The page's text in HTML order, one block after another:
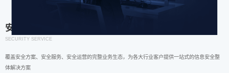
安全服务
SECURITY SERVICE
覆盖安全方案、安全服务、安全运营的完整业务生态，为各大行业客户提供一站式的信息安全整
体解决方案